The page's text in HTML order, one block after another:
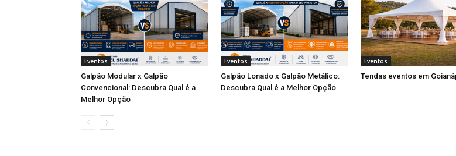
Eventos
Galpão Modular x Galpão
Convencional: Descubra Qual é a
Melhor Opção
Eventos
Galpão Lonado x Galpão Metálico:
Descubra Qual é a Melhor Opção
Eventos
Tendas eventos em